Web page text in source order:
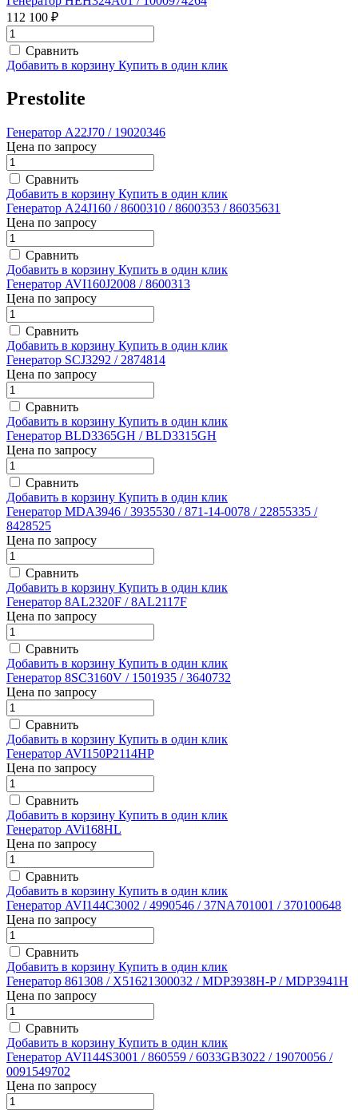
112 100 ₽
Сравнить
Добавить в корзину Купить в один клик
Prestolite
Генератор A22J70 / 19020346
Цена по запросу
Сравнить
Добавить в корзину Купить в один клик
Генератор A24J160 / 8600310 / 8600353 / 86035631
Цена по запросу
Сравнить
Добавить в корзину Купить в один клик
Генератор AVI160J2008 / 8600313
Цена по запросу
Сравнить
Добавить в корзину Купить в один клик
Генератор SCJ3292 / 2874814
Цена по запросу
Сравнить
Добавить в корзину Купить в один клик
Генератор BLD3365GH / BLD3315GH
Цена по запросу
Сравнить
Добавить в корзину Купить в один клик
Генератор MDA3946 / 3935530 / 871-14-0078 / 22855335 /
8428525
Цена по запросу
Сравнить
Добавить в корзину Купить в один клик
Генератор 8AL2320F / 8AL2117F
Цена по запросу
Сравнить
Добавить в корзину Купить в один клик
Генератор 8SC3160V / 1501935 / 3640732
Цена по запросу
Сравнить
Добавить в корзину Купить в один клик
Генератор AVI150P2114HP
Цена по запросу
Сравнить
Добавить в корзину Купить в один клик
Генератор AVi168HL
Цена по запросу
Сравнить
Добавить в корзину Купить в один клик
Генератор AVI144C3002 / 4990546 / 37NA701001 / 370100648
Цена по запросу
Сравнить
Добавить в корзину Купить в один клик
Генератор 861308 / X51621300032 / MDP3938H-P / MDP3941H
Цена по запросу
Сравнить
Добавить в корзину Купить в один клик
Генератор AVI144S3001 / 860559 / 6033GB3022 / 19070056 /
0091549702
Цена по запросу